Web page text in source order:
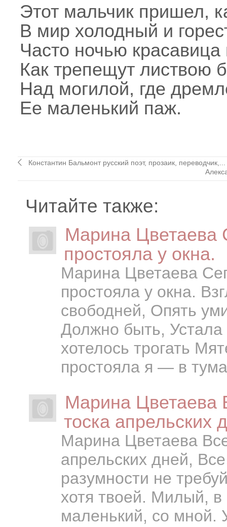
Этот мальчик пришел,
В мир холодный и
Часто ночью красавица
Как трепещут листвою
Над могилой, где
Ее маленький паж.
Константин Бальмонт русский поэт, прозаик, переводчик,...
Читайте также:
Марина Цветаева
простояла у окна.
Марина Цветаева
простояла у окна.
свободней, Опять
Должно быть, Устала
хотелось трогать
простояла я — в
Марина Цветаева
тоска апрельских
Марина Цветаева
апрельских дней,
разумности не
хотя твоей. Милый, в
маленький, со мной.